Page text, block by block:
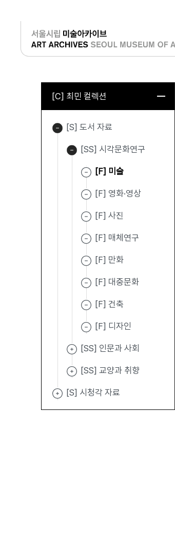
로그인
[C] 최민 컬렉션
[S] 도서 자료
[SS] 시각문화연구
[F] 미술
[F] 영화·영상
[F] 사진
[F] 매체연구
[F] 만화
[F] 대중문화
[F] 건축
[F] 디자인
[SS] 인문과 사회
[SS] 교양과 취향
[S] 시청각 자료